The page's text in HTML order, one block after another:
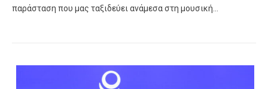
παράσταση που μας ταξιδεύει ανάμεσα στη μουσική…